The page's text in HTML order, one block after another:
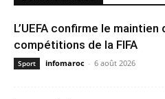
L’UEFA confirme le
compétitions de la FIFA
Sport infomaroc - 6 août 2026